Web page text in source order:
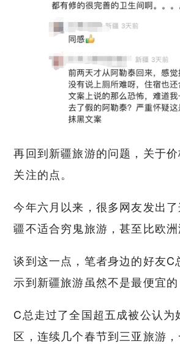
再回到新疆旅游的问题，关于
关注的点。
今年六月以来，很多网友发出
疆不适合穷鬼旅游，甚至比欧洲
谈到这一点，笔者身边的好友C
示到新疆旅游虽然不是最便宜的
C总走过了全国超五成被公认为
区，连续几个春节到三亚旅游